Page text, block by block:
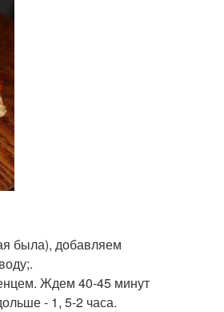
была), добавляем
Ждем 40-45 минут
- 1, 5-2 часа.